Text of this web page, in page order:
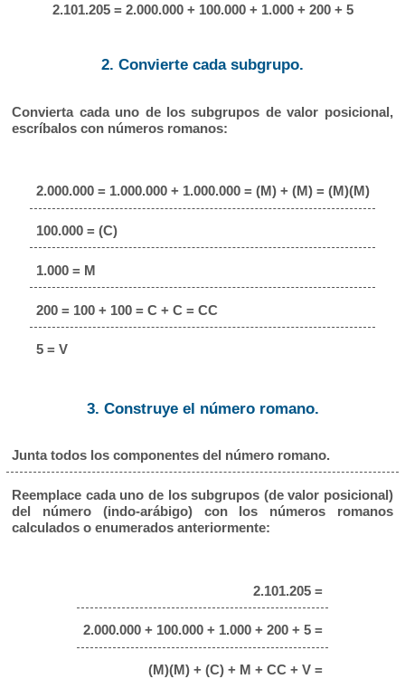
2.101.205 = 2.000.000 + 100.000 + 1.000 + 200 + 5
2. Convierte cada subgrupo.
Convierta cada uno de los subgrupos de valor posicional,
escríbalos con números romanos:
2.000.000 = 1.000.000 + 1.000.000 = (M) + (M) = (M)(M)
100.000 = (C)
1.000 = M
200 = 100 + 100 = C + C = CC
5 = V
3. Construye el número romano.
Junta todos los componentes del número romano.
Reemplace cada uno de los subgrupos (de valor posicional)
del número (indo-arábigo) con los números romanos
calculados o enumerados anteriormente:
2.101.205 =
2.000.000 + 100.000 + 1.000 + 200 + 5 =
(M)(M) + (C) + M + CC + V =